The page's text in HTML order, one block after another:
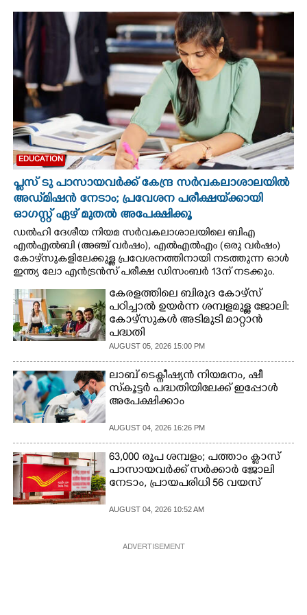
CINEMA
OPINION
PHOTOS
LIFESTYLE
SPIRITUAL
INFO+
ART
ASTRO
CARTOONS
LITERATURE
ZOOM
EDUCATION
പ്ലസ് ടു പാസായവർക്ക് കേന്ദ്ര സർവകലാശാലയിൽ
അഡ്‌മിഷൻ നേടാം; പ്രവേശന പരീക്ഷയ്‌ക്കായി
ഓഗസ്റ്റ് ഏഴ് മുതൽ അപേക്ഷിക്കൂ
ഡൽഹി ദേശീയ നിയമ സർവകലാശാലയിലെ ബിഎ
എൽഎൽബി (അഞ്ച് വർഷം), എൽഎൽഎം (ഒരു വർഷം)
കോഴ്‌സുകളിലേക്കുള്ള പ്രവേശനത്തിനായി നടത്തുന്ന ഓൾ
ഇന്ത്യ ലോ എൻട്രൻസ് പരീക്ഷ ഡിസംബർ 13ന് നടക്കും.
കേരളത്തിലെ ബിരുദ കോഴ്സ്
പഠിച്ചാൽ ഉയർന്ന ശമ്പളമുള്ള ജോലി:​
കോഴ്സുകൾ അടിമുടി മാറ്റാൻ
പദ്ധതി
AUGUST 05, 2026 15:00 PM
ലാബ് ടെക്നീഷ്യൻ നിയമനം, ഷീ
സ്‌കൂട്ടർ പദ്ധതിയിലേക്ക് ഇപ്പോൾ
അപേക്ഷിക്കാം
AUGUST 04, 2026 16:26 PM
63,000 രൂപ ശമ്പളം; പത്താം ക്ലാസ്
പാസായവർക്ക് സർക്കാർ ജോലി
നേടാം, പ്രായപരിധി 56 വയസ്
AUGUST 04, 2026 10:52 AM
ADVERTISEMENT